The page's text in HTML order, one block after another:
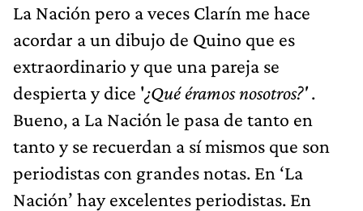
La Nación pero a veces Clarín me hace
acordar a un dibujo de Quino que es
extraordinario y que una pareja se
despierta y dice '¿Qué éramos nosotros?'.
Bueno, a La Nación le pasa de tanto en
tanto y se recuerdan a sí mismos que son
periodistas con grandes notas. En ‘La
Nación’ hay excelentes periodistas. En